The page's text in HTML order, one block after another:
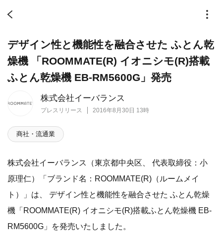
株式会社イーバランス
プレスリリース 2016年8月30日 13時
デザイン性と機能性を融合させた ふとん乾
燥機 「ROOMMATE(R) イオニシモ(R)搭載
ふとん乾燥機 EB-RM5600G」発売
商社・流通業
株式会社イーバランス（東京都中央区、 代表取締役：小
原理仁）「ブランド名：ROOMMATE(R)（ルームメイ
ト）」は、 デザイン性と機能性を融合させた ふとん乾燥
機「ROOMMATE(R) イオニシモ(R)搭載ふとん乾燥機 EB-
RM5600G」を発売いたしました。